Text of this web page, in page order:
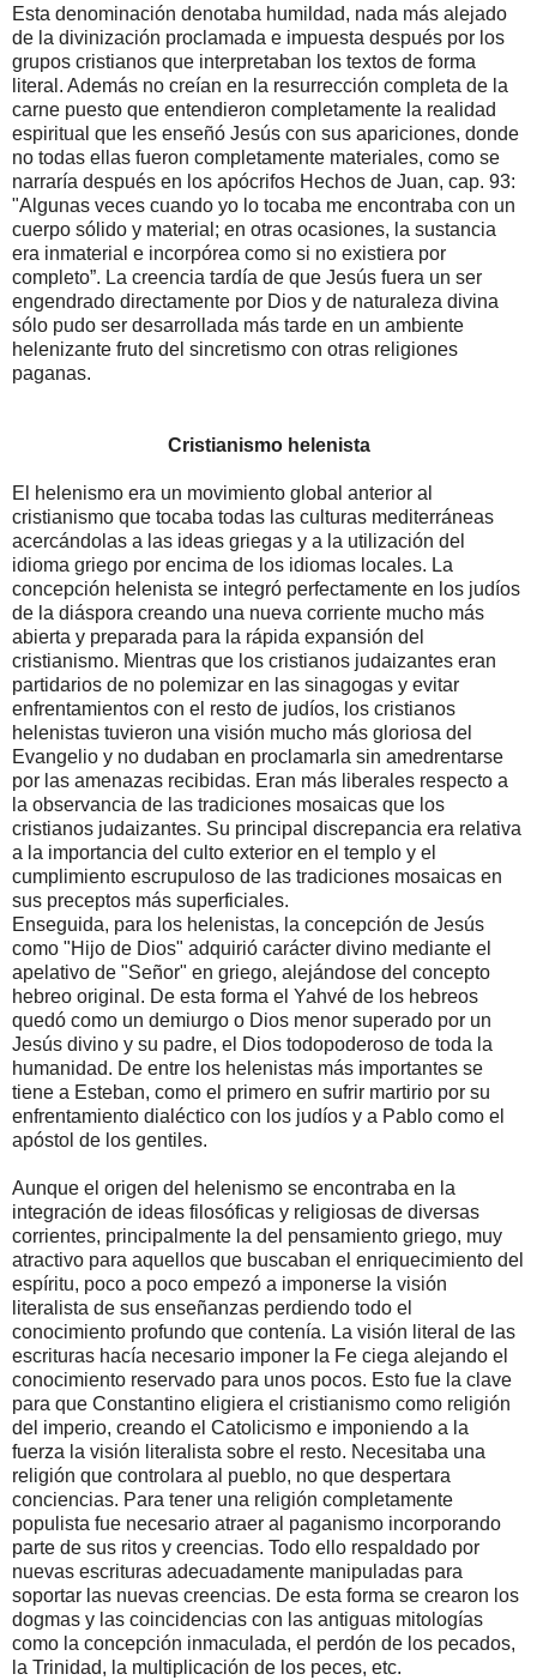
Esta denominación denotaba humildad, nada más alejado
de la divinización proclamada e impuesta después por los
grupos cristianos que interpretaban los textos de forma
literal. Además no creían en la resurrección completa de la
carne puesto que entendieron completamente la realidad
espiritual que les enseñó Jesús con sus apariciones, donde
no todas ellas fueron completamente materiales, como se
narraría después en los apócrifos Hechos de Juan, cap. 93:
"Algunas veces cuando yo lo tocaba me encontraba con un
cuerpo sólido y material; en otras ocasiones, la sustancia
era inmaterial e incorpórea como si no existiera por
completo”. La creencia tardía de que Jesús fuera un ser
engendrado directamente por Dios y de naturaleza divina
sólo pudo ser desarrollada más tarde en un ambiente
helenizante fruto del sincretismo con otras religiones
paganas.
Cristianismo helenista
El helenismo era un movimiento global anterior al
cristianismo que tocaba todas las culturas mediterráneas
acercándolas a las ideas griegas y a la utilización del
idioma griego por encima de los idiomas locales. La
concepción helenista se integró perfectamente en los judíos
de la diáspora creando una nueva corriente mucho más
abierta y preparada para la rápida expansión del
cristianismo. Mientras que los cristianos judaizantes eran
partidarios de no polemizar en las sinagogas y evitar
enfrentamientos con el resto de judíos, los cristianos
helenistas tuvieron una visión mucho más gloriosa del
Evangelio y no dudaban en proclamarla sin amedrentarse
por las amenazas recibidas. Eran más liberales respecto a
la observancia de las tradiciones mosaicas que los
cristianos judaizantes. Su principal discrepancia era relativa
a la importancia del culto exterior en el templo y el
cumplimiento escrupuloso de las tradiciones mosaicas en
sus preceptos más superficiales.
Enseguida, para los helenistas, la concepción de Jesús
como "Hijo de Dios" adquirió carácter divino mediante el
apelativo de "Señor" en griego, alejándose del concepto
hebreo original. De esta forma el Yahvé de los hebreos
quedó como un demiurgo o Dios menor superado por un
Jesús divino y su padre, el Dios todopoderoso de toda la
humanidad. De entre los helenistas más importantes se
tiene a Esteban, como el primero en sufrir martirio por su
enfrentamiento dialéctico con los judíos y a Pablo como el
apóstol de los gentiles.
Aunque el origen del helenismo se encontraba en la
integración de ideas filosóficas y religiosas de diversas
corrientes, principalmente la del pensamiento griego, muy
atractivo para aquellos que buscaban el enriquecimiento del
espíritu, poco a poco empezó a imponerse la visión
literalista de sus enseñanzas perdiendo todo el
conocimiento profundo que contenía. La visión literal de las
escrituras hacía necesario imponer la Fe ciega alejando el
conocimiento reservado para unos pocos. Esto fue la clave
para que Constantino eligiera el cristianismo como religión
del imperio, creando el Catolicismo e imponiendo a la
fuerza la visión literalista sobre el resto. Necesitaba una
religión que controlara al pueblo, no que despertara
conciencias. Para tener una religión completamente
populista fue necesario atraer al paganismo incorporando
parte de sus ritos y creencias. Todo ello respaldado por
nuevas escrituras adecuadamente manipuladas para
soportar las nuevas creencias. De esta forma se crearon los
dogmas y las coincidencias con las antiguas mitologías
como la concepción inmaculada, el perdón de los pecados,
la Trinidad, la multiplicación de los peces, etc.